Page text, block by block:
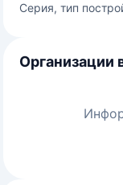
Серия, тип
Организации